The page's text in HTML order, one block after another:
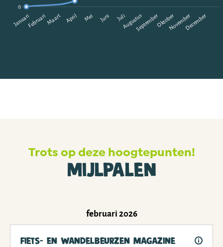
Trots op deze hoogtepunten!
Mijlpalen
februari 2026
Fiets- en wandelbeurzen magazine